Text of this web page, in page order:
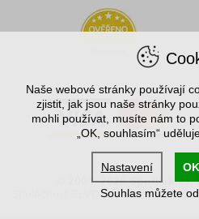
© 2004–2026
Společnost ELVO Hlinsko, s.r.o.,
Naše webové stránky používají
zjistit, jak jsou naše stránky
mohli používat, musíte nám to
„OK, souhlasím“
Nastavení
Souhlas můžete